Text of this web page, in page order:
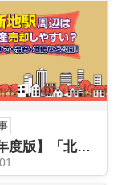
【2023年度版】「北新地駅」の不動産売却！住みやすさや治安・地価など公開！